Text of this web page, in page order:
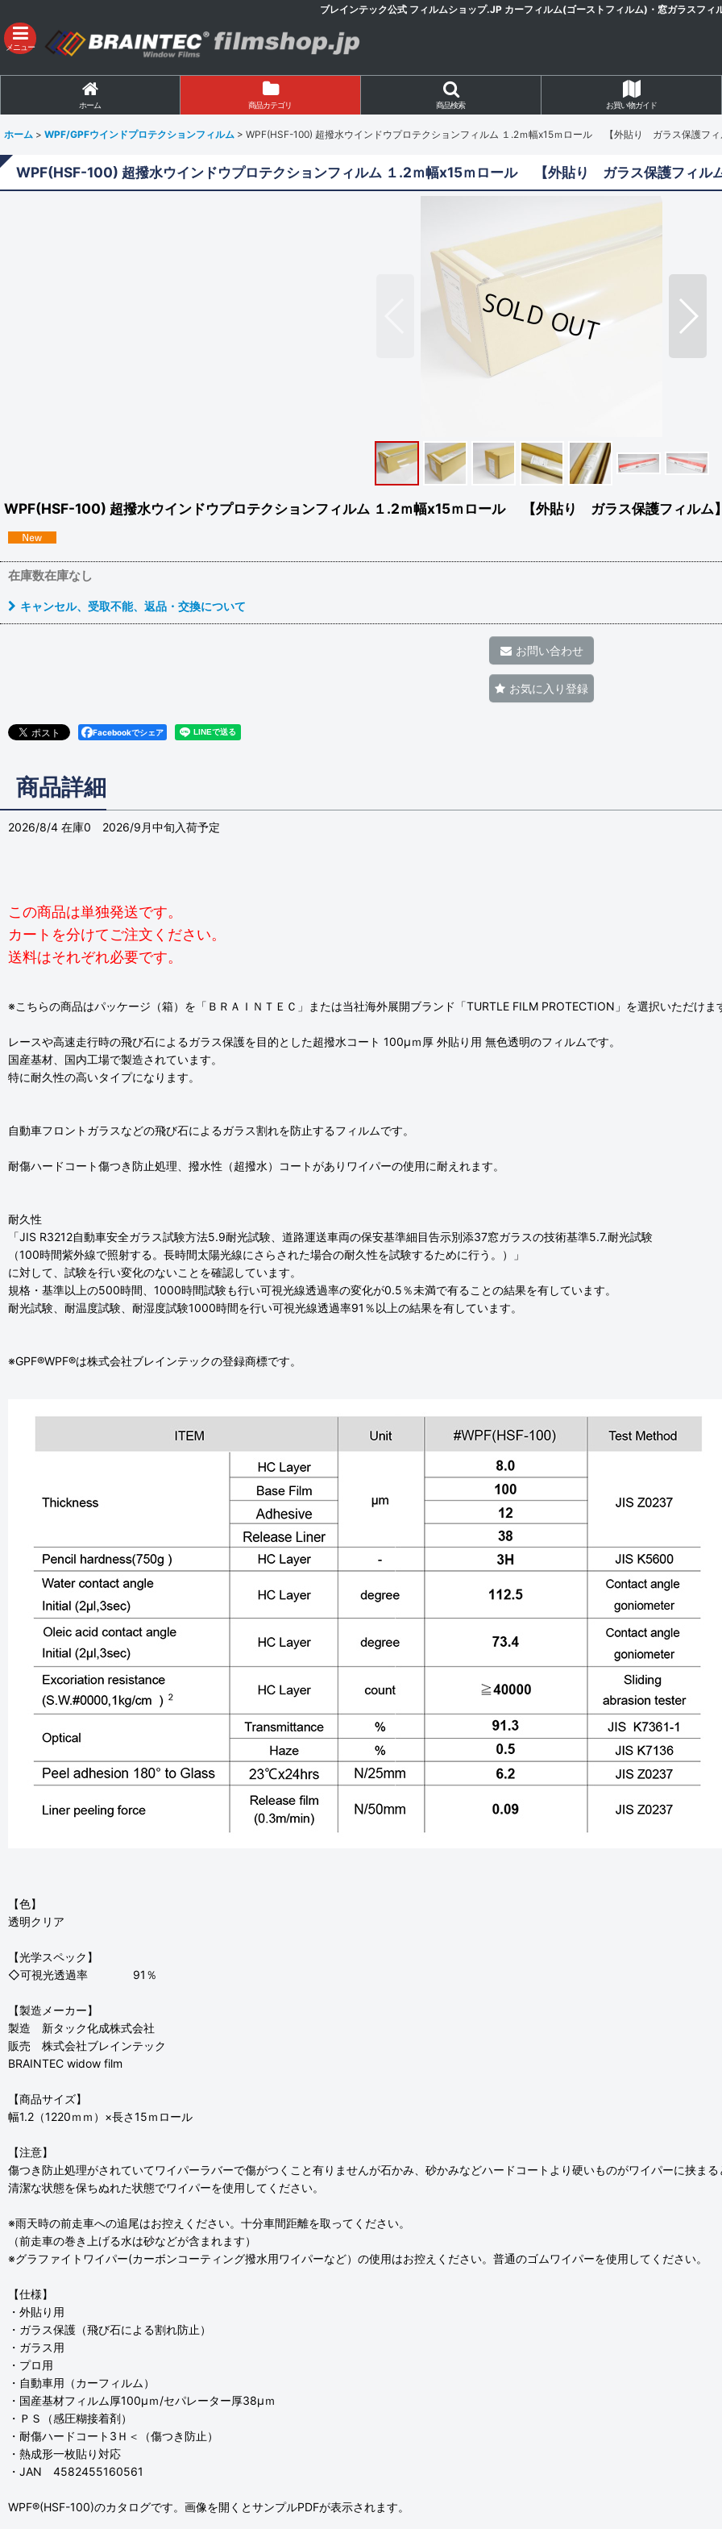
ブレインテック公式 フィルムショップ.JP カーフィルム(ゴーストフィルム)・窓ガラスフィ
メニュー
ホーム 商品カテゴリ 商品検索 お買い物ガイド
ホーム > WPF/GPFウインドプロテクションフィルム > WPF(HSF-100) 超撥水ウインドウプロテクションフィルム １.2ｍ幅x15ｍロール 【外貼り ガラス保護フ
WPF(HSF-100) 超撥水ウインドウプロテクションフィルム １.2ｍ幅x15ｍロール 【外貼り ガラス保護フィル
WPF(HSF-100) 超撥水ウインドウプロテクションフィルム １.2ｍ幅x15ｍロール 【外貼り ガラス保護フィルム
在庫数在庫なし
キャンセル、受取不能、返品・交換について
お問い合わせ
お気に入り登録
Facebookでシェア
商品詳細
2026/8/4 在庫0 2026/9月中旬入荷予定
この商品は単独発送です。
カートを分けてご注文ください。
送料はそれぞれ必要です。
※こちらの商品はパッケージ（箱）を「ＢＲＡＩＮＴＥＣ」または当社海外展開ブランド「TURTLE FILM PROTECTION」を選択いただけま
レースや高速走行時の飛び石によるガラス保護を目的とした超撥水コート 100μｍ厚 外貼り用 無色透明のフィルムです。
国産基材、国内工場で製造されています。
特に耐久性の高いタイプになります。
自動車フロントガラスなどの飛び石によるガラス割れを防止するフィルムです。
耐傷ハードコート傷つき防止処理、撥水性（超撥水）コートがありワイパーの使用に耐えれます。
耐久性
「JIS R3212自動車安全ガラス試験方法5.9耐光試験、道路運送車両の保安基準細目告示別添37窓ガラスの技術基準5.7.耐光試験
（100時間紫外線で照射する。長時間太陽光線にさらされた場合の耐久性を試験するために行う。）」
に対して、試験を行い変化のないことを確認しています。
規格・基準以上の500時間、1000時間試験も行い可視光線透過率の変化が0.5％未満で有ることの結果を有しています。
耐光試験、耐温度試験、耐湿度試験1000時間を行い可視光線透過率91％以上の結果を有しています。
※GPF®WPF®は株式会社ブレインテックの登録商標です。
【色】
透明クリア
【光学スペック】
◇可視光透過率 91％
【製造メーカー】
製造 新タック化成株式会社
販売 株式会社ブレインテック
BRAINTEC widow film
【商品サイズ】
幅1.2（1220ｍｍ）×長さ15ｍロール
【注意】
傷つき防止処理がされていてワイパーラバーで傷がつくこと有りませんが石かみ、砂かみなどハードコートより硬いものがワイパーに挟ま
清潔な状態を保ちぬれた状態でワイパーを使用してください。
※雨天時の前走車への追尾はお控えください。十分車間距離を取ってください。
（前走車の巻き上げる水は砂などが含まれます）
※グラファイトワイパー(カーボンコーティング撥水用ワイパーなど）の使用はお控えください。普通のゴムワイパーを使用してください。
【仕様】
・外貼り用
・ガラス保護（飛び石による割れ防止）
・ガラス用
・プロ用
・自動車用（カーフィルム）
・国産基材フィルム厚100μｍ/セパレーター厚38μｍ
・ＰＳ（感圧糊接着剤）
・耐傷ハードコート3Ｈ＜（傷つき防止）
・熱成形一枚貼り対応
・JAN 4582455160561
WPF®(HSF-100)のカタログです。画像を開くとサンプルPDFが表示されます。